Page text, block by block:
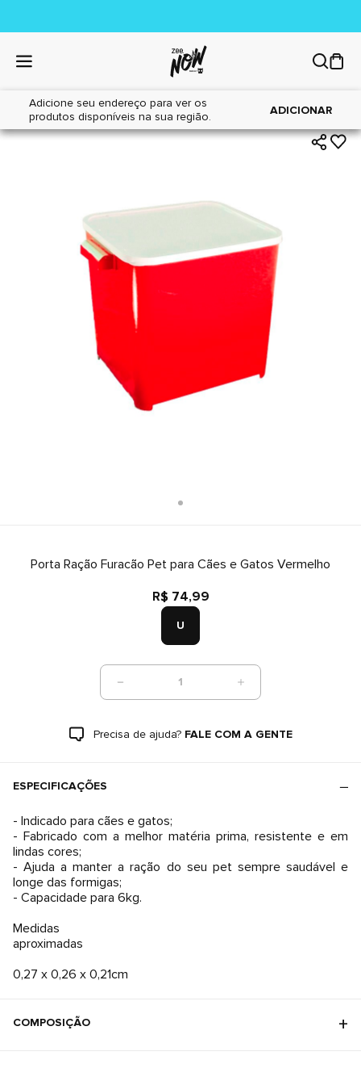
Adicione seu endereço para ver os
produtos disponíveis na sua região.
ADICIONAR
Home|Cães|Acessórios
Porta Ração Furacão Pet para Cães e Gatos Vermelho
R$ 74,99
U
1
Precisa de ajuda? FALE COM A GENTE
ESPECIFICAÇÕES
- Indicado para cães e gatos;
- Fabricado com a melhor matéria prima, resistente e em
lindas cores;
- Ajuda a manter a ração do seu pet sempre saudável e
longe das formigas;
- Capacidade para 6kg.
Medidas
aproximadas
0,27 x 0,26 x 0,21cm
COMPOSIÇÃO